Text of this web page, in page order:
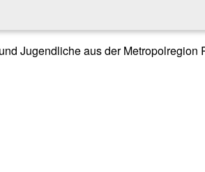
Jugendliche aus der Metropolregion